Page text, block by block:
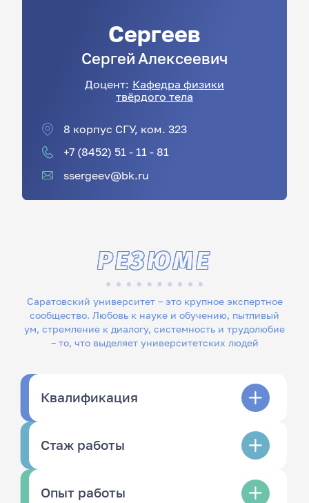
Сергеев
Сергей Алексеевич
Доцент: Кафедра физики
твёрдого тела
8 корпус СГУ, ком. 323
+7 (8452) 51 - 11 - 81
ssergeev@bk.ru
Саратовский университет – это крупное экспертное
сообщество. Любовь к науке и обучению, пытливый
ум, стремление к диалогу, системность и трудолюбие
– то, что выделяет университетских людей
РЕЗЮМЕ
Квалификация
Стаж работы
Опыт работы